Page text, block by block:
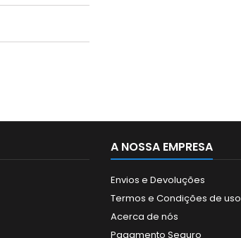
A NOSSA EMPRESA
Envios e Devoluções
Termos e Condições de uso
Acerca de nós
Pagamento Seguro